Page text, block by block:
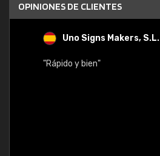
OPINIONES DE CLIENTES
Uno Signs Makers, S.L.
"Rápido y bien"